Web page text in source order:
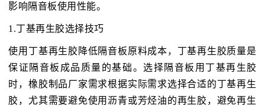
影响隔音板使用性能。
1.丁基再生胶选择技巧
使用丁基再生胶降低隔音板原料成本，丁基再生胶质量是
保证隔音板成品质量的基础。选择隔音板用丁基再生胶
时，橡胶制品厂家需求根据实际需求选择合适的丁基再生
胶，尤其需要避免使用沥青或芳烃油的再生胶，避免再生